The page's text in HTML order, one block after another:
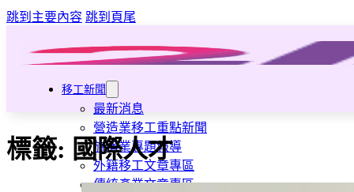
跳到主要內容 跳到頁尾
移工新聞
最新消息
營造業移工重點新聞
旅宿業專題報導
外籍移工文章專區
傳統產業文章專區
標籤: 國際人才